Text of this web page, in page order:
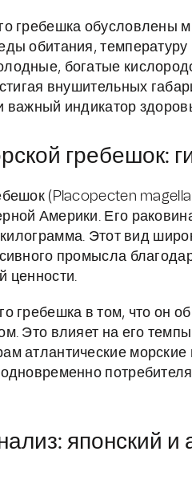
гребешка обусловлены
обитания,
богатые
внушительных
важный индикатор
гребешок:
(Placopecten
Америки. Его
Этот вид
промысла
ценности.
гребешка в том, что он
Это влияет на его темпы
атлантические
японский и